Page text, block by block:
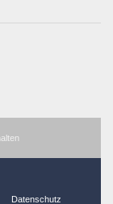
Datenschutz